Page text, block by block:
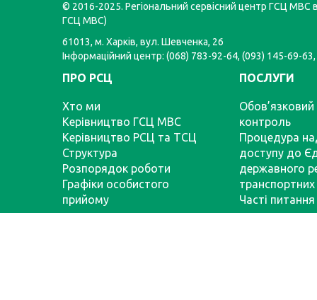
© 2016-2025. Регіональний сервісний центр ГСЦ МВС в
ГСЦ МВС)
61013, м. Харків, вул. Шевченка, 26
Інформаційний центр: (068) 783-92-64, (093) 145-69-
ПРО РСЦ
Хто ми
Керівництво ГСЦ МВС
Керівництво РСЦ та ТСЦ
Структура
Розпорядок роботи
Графіки особистого
прийому
ПОСЛУГИ
Обов’язковий
контроль
Процедура
доступу до
державного
транспортних
Часті питання